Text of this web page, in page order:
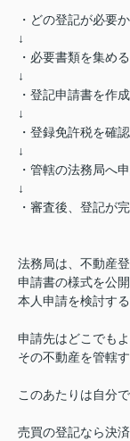
・どの登記が必要
↓
・必要書類を集める
↓
・登記申請書を作
↓
・登録免許税を確
↓
・管轄の法務局へ
↓
・審査後、登記が
法務局は、不動産
申請書の様式を公開
本人申請を検討す
申請先はどこでも
その不動産を管轄
このあたりは自分
売買の登記なら決